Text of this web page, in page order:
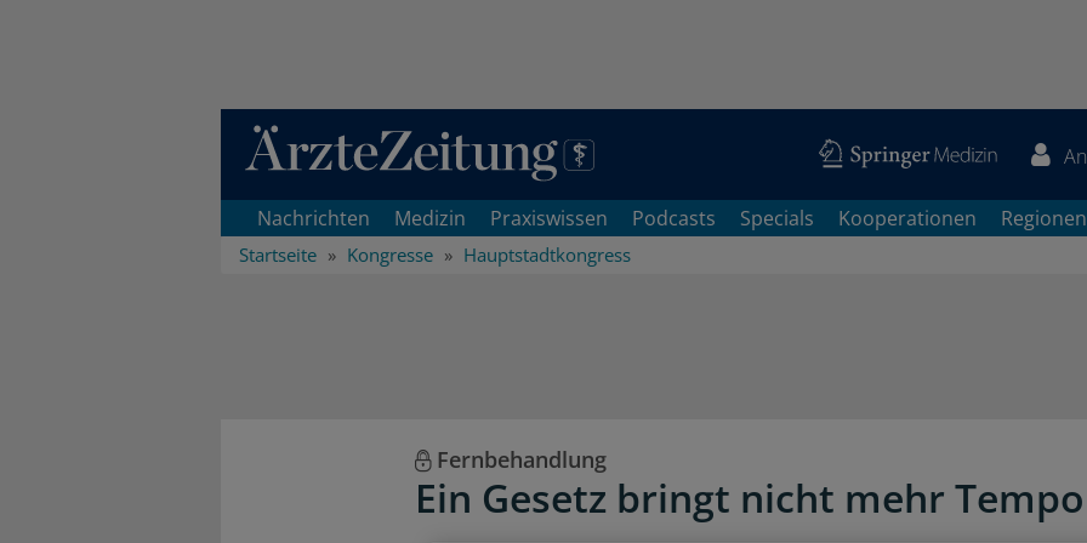
Direkt zum Inhaltsbereich
Nachrichten Medizin Praxiswissen Podcasts Specials Kooperationen Regionen
Startseite Kongresse Hauptstadtkongress
Fernbehandlung
Ein Gesetz bringt nicht mehr Tempo